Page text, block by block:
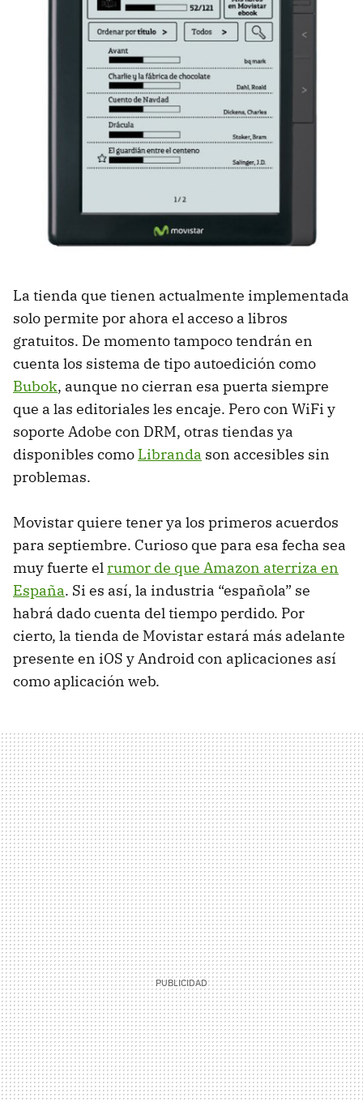
La tienda que tienen actualmente implementada
solo permite por ahora el acceso a libros
gratuitos. De momento tampoco tendrán en
cuenta los sistema de tipo autoedición como
Bubok, aunque no cierran esa puerta siempre
que a las editoriales les encaje. Pero con WiFi y
soporte Adobe con DRM, otras tiendas ya
disponibles como Libranda son accesibles sin
problemas.
Movistar quiere tener ya los primeros acuerdos
para septiembre. Curioso que para esa fecha sea
muy fuerte elrumor de que Amazon aterriza en
España. Si es así, la industria “española” se
habrá dado cuenta del tiempo perdido. Por
cierto, la tienda de Movistar estará más adelante
presente en iOS y Android con aplicaciones así
como aplicación web.